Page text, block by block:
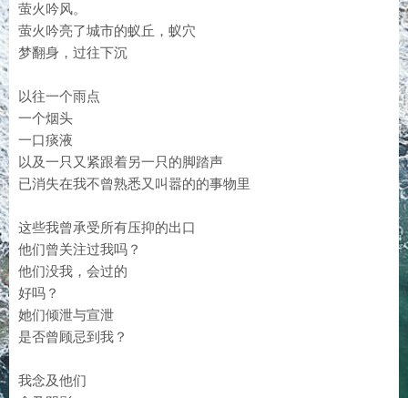
萤火吟风。
萤火吟亮了城市的蚁丘，蚁穴
梦翻身，过往下沉
以往一个雨点
一个烟头
一口痰液
以及一只又紧跟着另一只的脚踏声
已消失在我不曾熟悉又叫嚣的的事物里
这些我曾承受所有压抑的出口
他们曾关注过我吗？
他们没我，会过的
好吗？
她们倾泄与宣泄
是否曾顾忌到我？
我念及他们